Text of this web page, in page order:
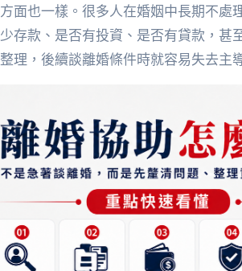
面也一樣。很多人在婚姻中長期不處
存款、是否有投資、是否有貸款，甚
理，後續談離婚條件時就容易失去主